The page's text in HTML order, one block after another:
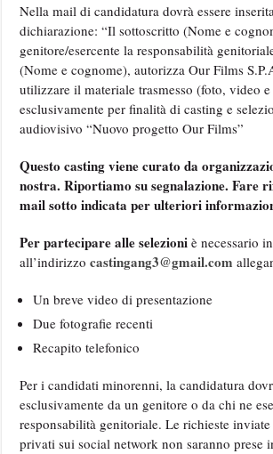
Nella mail di candidatura dovrà essere
dichiarazione: “Il sottoscritto (Nome e
genitore/esercente la responsabilità
(Nome e cognome), autorizza Our Films
utilizzare il materiale trasmesso (foto, video
esclusivamente per finalità di casting e
audiovisivo “Nuovo progetto Our Films”
Questo casting viene curato da
nostra. Riportiamo su segnalazione. Fare
mail sotto indicata per ulteriori
Per partecipare alle selezioni è necessario
all’indirizzocastingang3@gmail.com
Un breve video di presentazione
Due fotografie recenti
Recapito telefonico
Per i candidati minorenni, la candidatura
esclusivamente da un genitore o da chi ne
responsabilità genitoriale. Le richieste
privati sui social network non saranno prese